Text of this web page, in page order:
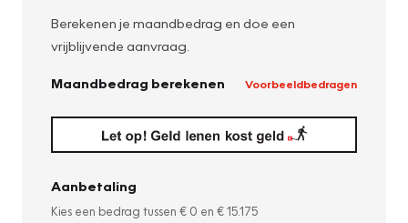
Berekenen je maandbedrag en doe een
vrijblijvende aanvraag.
Maandbedrag berekenen Voorbeeldbedragen
Aanbetaling
Kies een bedrag tussen € 0 en € 15.175